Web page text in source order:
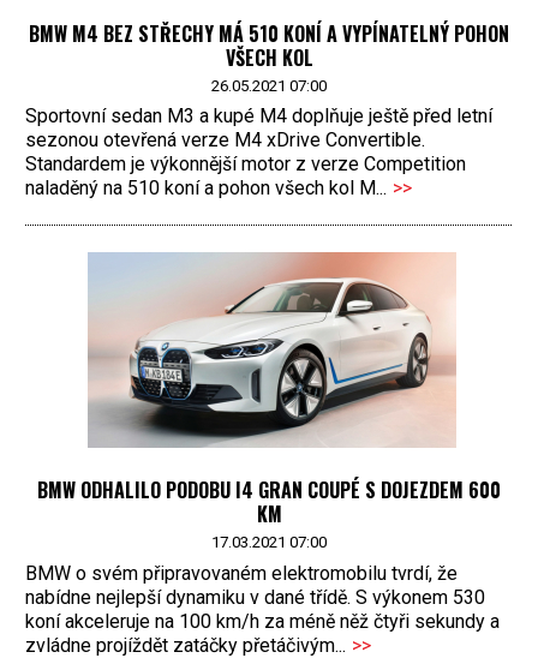
BMW M4 BEZ STŘECHY MÁ 510 KONÍ A VYPÍNATELNÝ POHON
VŠECH KOL
26.05.2021 07:00
Sportovní sedan M3 a kupé M4 doplňuje ještě před letní
sezonou otevřená verze M4 xDrive Convertible.
Standardem je výkonnější motor z verze Competition
naladěný na 510 koní a pohon všech kol M... >>
BMW ODHALILO PODOBU I4 GRAN COUPÉ S DOJEZDEM 600
KM
17.03.2021 07:00
BMW o svém připravovaném elektromobilu tvrdí, že
nabídne nejlepší dynamiku v dané třídě. S výkonem 530
koní akceleruje na 100 km/h za méně něž čtyři sekundy a
zvládne projíždět zatáčky přetáčivým... >>